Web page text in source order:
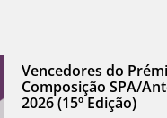
Vencedores do
Composição SPA/
2026 (15º Edição)